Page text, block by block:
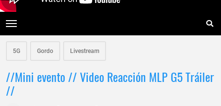
5G Gordo Livestream
//Mini evento // Video Reacción MLP G5 Tráiler
//